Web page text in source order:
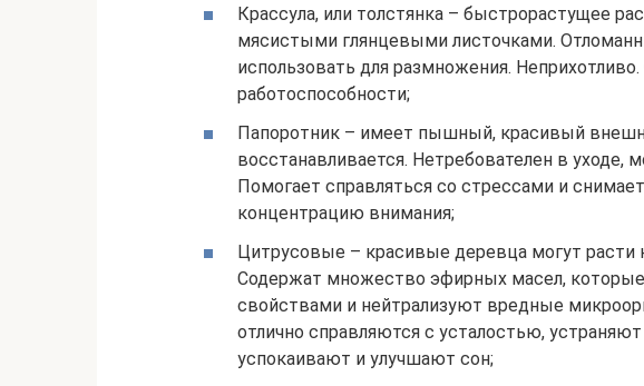
Крассула, или толстянка – быстрорастущее
мясистыми глянцевыми листочками.
использовать для размножения.
работоспособности;
Папоротник – имеет пышный, красивый
восстанавливается. Нетребователен в уходе,
Помогает справляться со стрессами и
концентрацию внимания;
Цитрусовые – красивые деревца могут расти
Содержат множество эфирных масел,
свойствами и нейтрализуют вредные
отлично справляются с усталостью,
успокаивают и улучшают сон;